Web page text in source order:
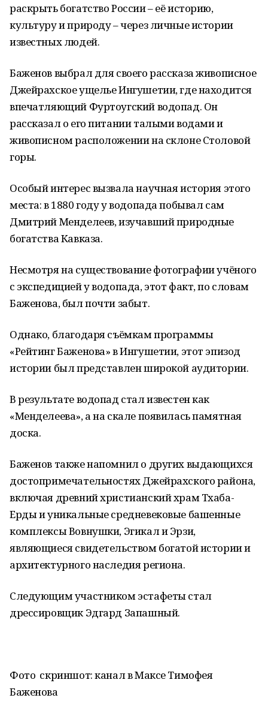
раскрыть богатство России – её историю,
культуру и природу – через личные истории
известных людей.
Баженов выбрал для своего рассказа живописное
Джейрахское ущелье Ингушетии, где находится
впечатляющий Фуртоугский водопад. Он
рассказал о его питании талыми водами и
живописном расположении на склоне Столовой
горы.
Особый интерес вызвала научная история этого
места: в 1880 году у водопада побывал сам
Дмитрий Менделеев, изучавший природные
богатства Кавказа.
Несмотря на существование фотографии учёного
с экспедицией у водопада, этот факт, по словам
Баженова, был почти забыт.
Однако, благодаря съёмкам программы
«Рейтинг Баженова» в Ингушетии, этот эпизод
истории был представлен широкой аудитории.
В результате водопад стал известен как
«Менделеева», а на скале появилась памятная
доска.
Баженов также напомнил о других выдающихся
достопримечательностях Джейрахского района,
включая древний христианский храм Тхаба-
Ерды и уникальные средневековые башенные
комплексы Вовнушки, Эгикал и Эрзи,
являющиеся свидетельством богатой истории и
архитектурного наследия региона.
Следующим участником эстафеты стал
дрессировщик Эдгард Запашный.
Фото скриншот: канал в Максе Тимофея
Баженова